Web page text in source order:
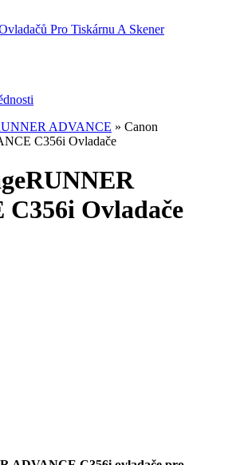
ADVANCE » Canon
C356i Ovladače
Ovladače